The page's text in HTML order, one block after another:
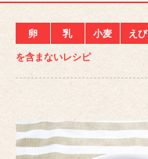
卵 乳 小麦 えび
を含まないレシピ